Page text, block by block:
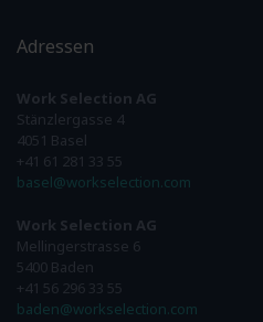
Adressen
Work Selection AG
Stänzlergasse 4
4051 Basel
+41 61 281 33 55
basel@workselection.com
Work Selection AG
Mellingerstrasse 6
5400 Baden
+41 56 296 33 55
baden@workselection.com